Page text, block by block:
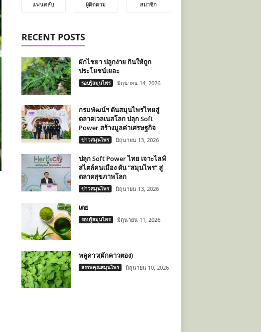
แฟนคลับ ผู้ติดตาม สมาชิก
RECENT POSTS
ผักไชยา ปลูกง่าย กินให้ถูก
ประโยชน์เยอะ
รอบรู้สมุนไพร มิถุนายน 14, 2026
กรมพัฒน์ฯ ดันสมุนไพรไทยสู่
ตลาดเวลเนสโลก ปลุก Soft
Power สร้างมูลค่าเศรษฐกิจ
ข่าวสมุนไพร มิถุนายน 13, 2026
ปลุก Soft Power ไทย เจาะไลฟ์
สไตล์คนเมือง ดัน “สมุนไพร” สู่
ตลาดสุขภาพโลก
ข่าวสมุนไพร มิถุนายน 13, 2026
เตย
รอบรู้สมุนไพร มิถุนายน 11, 2026
พลูคาว(ผักคาวตอง)
สรรพคุณสมุนไพร มิถุนายน 10, 2026